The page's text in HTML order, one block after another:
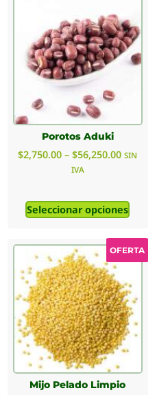
Porotos Aduki
$2,750.00 – $56,250.00 SIN
IVA
Seleccionar opciones
OFERTA
Mijo Pelado Limpio